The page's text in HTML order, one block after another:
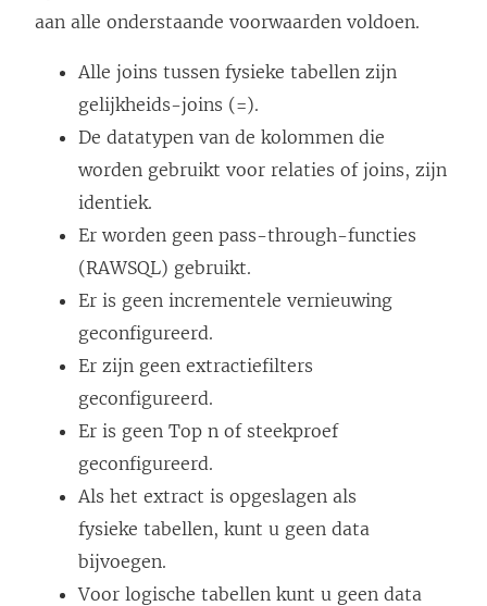
aan alle onderstaande voorwaarden voldoen.
Alle joins tussen fysieke tabellen zijn
gelijkheids-joins (=).
De datatypen van de kolommen die
worden gebruikt voor relaties of joins, zijn
identiek.
Er worden geen pass-through-functies
(RAWSQL) gebruikt.
Er is geen incrementele vernieuwing
geconfigureerd.
Er zijn geen extractiefilters
geconfigureerd.
Er is geen Top n of steekproef
geconfigureerd.
Als het extract is opgeslagen als
fysieke tabellen, kunt u geen data
bijvoegen.
Voor logische tabellen kunt u geen data